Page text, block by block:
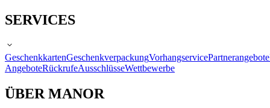
SERVICES
GeschenkkartenGeschenkverpackungVorhangservicePartnerangebote
AngeboteRückrufeAusschlüsseWettbewerbe
ÜBER MANOR